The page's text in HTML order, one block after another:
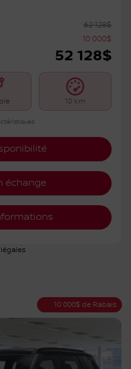
62 128$
10 000$
52 128$
10 km
échange
10 000$ de Rabais